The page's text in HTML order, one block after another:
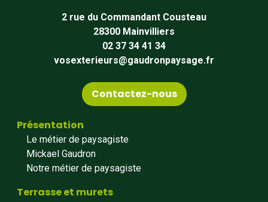
2 rue du Commandant Cousteau
28300 Mainvilliers
02 37 34 41 34
vosexterieurs@gaudronpaysage.fr
Contactez-nous
Présentation
Le métier de paysagiste
Mickael Gaudron
Notre métier de paysagiste
Terrasse et murets